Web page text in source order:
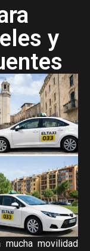
y
movilidad